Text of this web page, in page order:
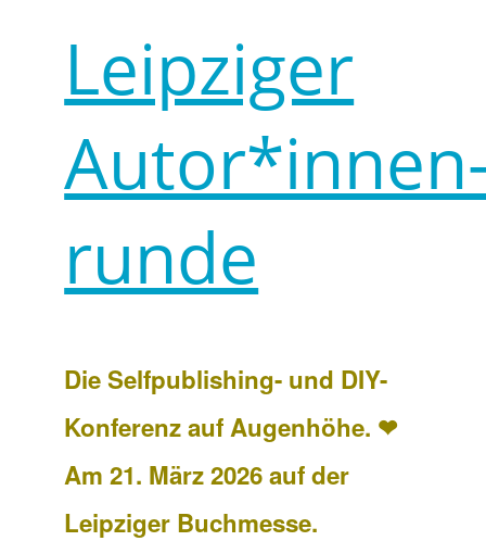
Leipziger
runde
Die Selfpublishing- und DIY-
Konferenz auf Augenhöhe. ❤
Am 21. März 2026 auf der
Leipziger Buchmesse.